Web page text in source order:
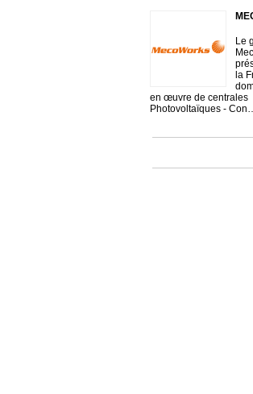
Le
la
en œuvre de centrales
Photovoltaïques -